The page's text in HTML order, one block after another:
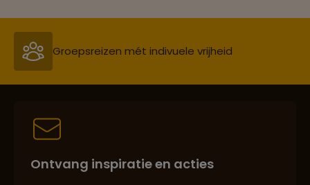
Groepsreizen mét indivuele vrijheid
Persoonlijk en deskundig reisadvies
Ontvang inspiratie en acties